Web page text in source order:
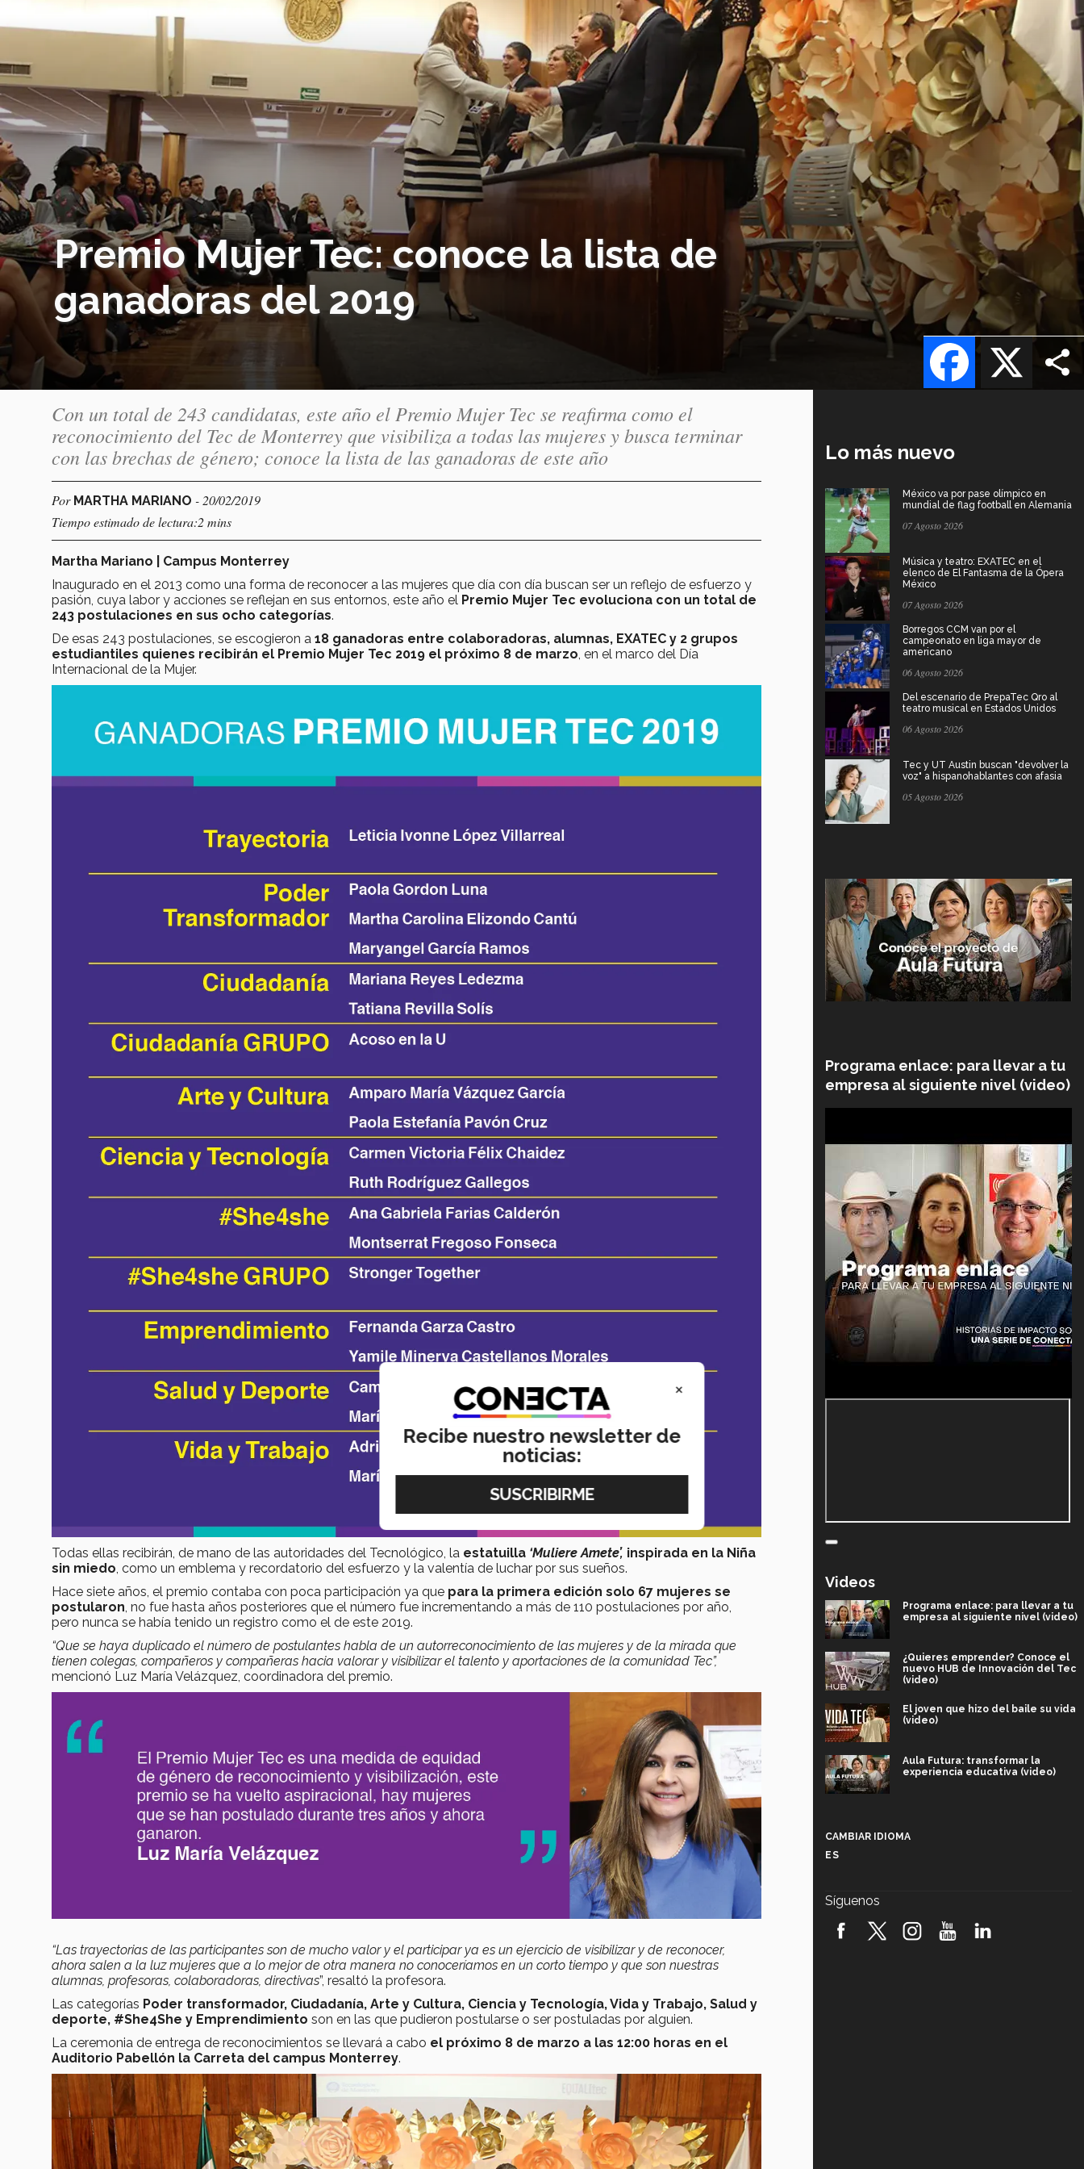
Premio Mujer Tec: conoce la lista de
ganadoras del 2019
X
Facebook
Con un total de 243 candidatas, este año el Premio Mujer Tec se reafirma como el
reconocimiento del Tec de Monterrey que visibiliza a todas las mujeres y busca terminar
con las brechas de género; conoce la lista de las ganadoras de este año
Por MARTHA MARIANO - 20/02/2019
Tiempo estimado de lectura:2 mins
Martha Mariano | Campus Monterrey
Inaugurado en el 2013 como una forma de reconocer a las mujeres que día con día buscan ser un reflejo de esfuerzo y
pasión, cuya labor y acciones se reflejan en sus entornos, este año el Premio Mujer Tec evoluciona con un total de
243 postulaciones en sus ocho categorías.
De esas 243 postulaciones, se escogieron a 18 ganadoras entre colaboradoras, alumnas, EXATEC y 2 grupos
estudiantiles quienes recibirán el Premio Mujer Tec 2019 el próximo 8 de marzo , en el marco del Día
Internacional de la Mujer.
Todas ellas recibirán, de mano de las autoridades del Tecnológico, la estatuilla ‘Muliere Amete’, inspirada en la Niña
sin miedo , como un emblema y recordatorio del esfuerzo y la valentía de luchar por sus sueños.
Hace siete años, el premio contaba con poca participación ya que para la primera edición solo 67 mujeres se
postularon , no fue hasta años posteriores que el número fue incrementando a más de 110 postulaciones por año,
pero nunca se había tenido un registro como el de este 2019.
“Que se haya duplicado el número de postulantes habla de un autorreconocimiento de las mujeres y de la mirada que
tienen colegas, compañeros y compañeras hacia valorar y visibilizar el talento y aportaciones de la comunidad Tec”,
mencionó Luz María Velázquez, coordinadora del premio.
“Las trayectorias de las participantes son de mucho valor y el participar ya es un ejercicio de visibilizar y de reconocer,
ahora salen a la luz mujeres que a lo mejor de otra manera no conoceríamos en un corto tiempo y que son nuestras
alumnas, profesoras, colaboradoras, directivas”, resaltó la profesora.
Las categorías Poder transformador, Ciudadanía, Arte y Cultura, Ciencia y Tecnología, Vida y Trabajo, Salud y
deporte, #She4She y Emprendimiento son en las que pudieron postularse o ser postuladas por alguien.
La ceremonia de entrega de reconocimientos se llevará a cabo el próximo 8 de marzo a las 12:00 horas en el
Auditorio Pabellón la Carreta del campus Monterrey.
Lo más nuevo
México va por pase olímpico en
mundial de flag football en Alemania
07 Agosto 2026
Música y teatro: EXATEC en el
elenco de El Fantasma de la Ópera
México
07 Agosto 2026
Borregos CCM van por el
campeonato en liga mayor de
americano
06 Agosto 2026
Del escenario de PrepaTec Qro al
teatro musical en Estados Unidos
06 Agosto 2026
Tec y UT Austin buscan "devolver la
voz" a hispanohablantes con afasia
05 Agosto 2026
Programa enlace: para llevar a tu
empresa al siguiente nivel (video)
Videos
Programa enlace: para llevar a tu
empresa al siguiente nivel (video)
¿Quieres emprender? Conoce el
nuevo HUB de Innovación del Tec
(video)
El joven que hizo del baile su vida
(video)
Aula Futura: transformar la
experiencia educativa (video)
robótica FIRST 2026! (video)
CAMBIAR IDIOMA
ES
Síguenos
×
Recibe nuestro newsletter de
noticias: